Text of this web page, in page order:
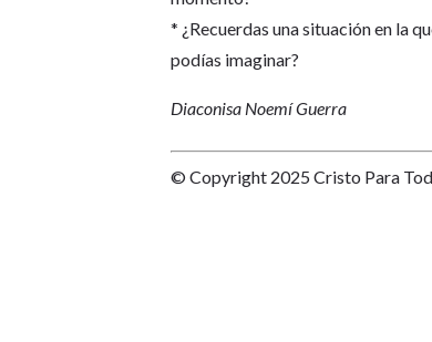
* ¿Recuerdas una situación en la
podías imaginar?
Diaconisa Noemí Guerra
© Copyright 2025 Cristo Para